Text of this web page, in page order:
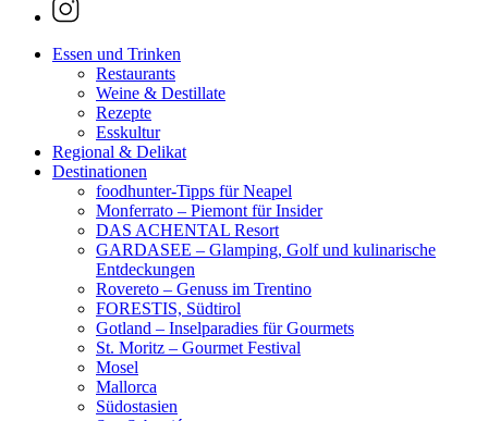
Essen und Trinken
Restaurants
Weine & Destillate
Rezepte
Esskultur
Regional & Delikat
Destinationen
foodhunter-Tipps für Neapel
Monferrato – Piemont für Insider
DAS ACHENTAL Resort
GARDASEE – Glamping, Golf und kulinarische
Entdeckungen
Rovereto – Genuss im Trentino
FORESTIS, Südtirol
Gotland – Inselparadies für Gourmets
St. Moritz – Gourmet Festival
Mosel
Mallorca
Südostasien